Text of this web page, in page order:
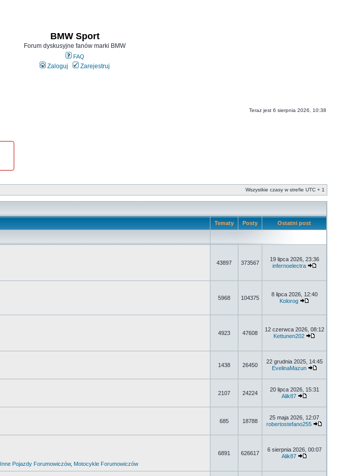
BMW Sport
Forum dyskusyjne fanów marki BMW
FAQ
Zaloguj Zarejestruj
Teraz jest 6 sierpnia 2026, 10:38
Wszystkie czasy w strefie UTC + 1
Tematy Posty Ostatni post
43897 373567
19 lipca 2026, 23:36
infernoelectra
5968 104375
8 lipca 2026, 12:40
Kolorog
4923 47608
12 czerwca 2026, 08:12
Kettunen202
1438 26450
22 grudnia 2025, 14:45
EvelinaMazun
2107 24224
20 lipca 2026, 15:31
Alik87
685 18788
25 maja 2026, 12:07
robertostefano255
Inne Pojazdy Forumowiczów, Motocykle Forumowiczów
6891 626617
6 sierpnia 2026, 00:07
Alik87